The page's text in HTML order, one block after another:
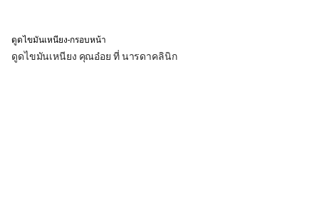
ดูดไขมันเหนียง-กรอบหน้า
ดูดไขมันเหนียง คุณอ๋อย ที่ นารดาคลินิก